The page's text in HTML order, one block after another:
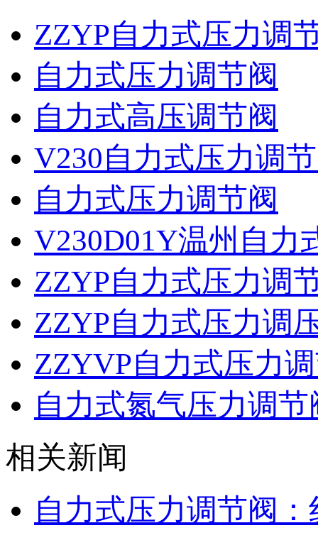
ZZYP自力式压力调
自力式压力调节阀
自力式高压调节阀
V230自力式压力调
自力式压力调节阀
V230D01Y温州自力
ZZYP自力式压力调
ZZYP自力式压力调
ZZYVP自力式压力
自力式氮气压力调节
相关新闻
自力式压力调节阀